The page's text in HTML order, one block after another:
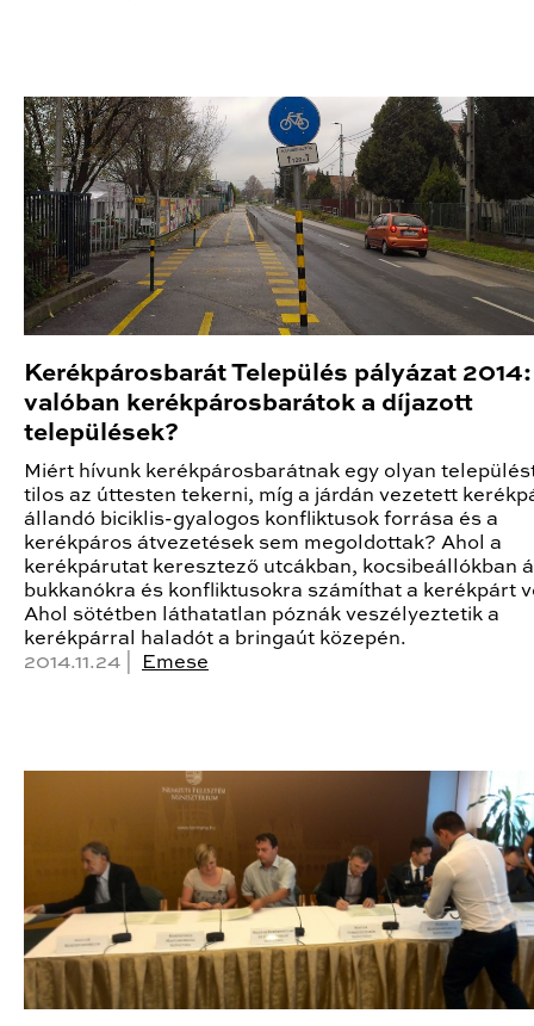
Kerékpárosbarát Település pályázat 2014:
valóban kerékpárosbarátok a díjazott
települések?
Miért hívunk kerékpárosbarátnak egy olyan
tilos az úttesten tekerni, míg a járdán vezetett
állandó biciklis-gyalogos konfliktusok forrása és a
kerékpáros átvezetések sem megoldottak? Ahol a
kerékpárutat keresztező utcákban, kocsibeállókban
bukkanókra és konfliktusokra számíthat a kerékpárt
Ahol sötétben láthatatlan póznák veszélyeztetik a
kerékpárral haladót a bringaút közepén.
2014.11.24 |
Emese